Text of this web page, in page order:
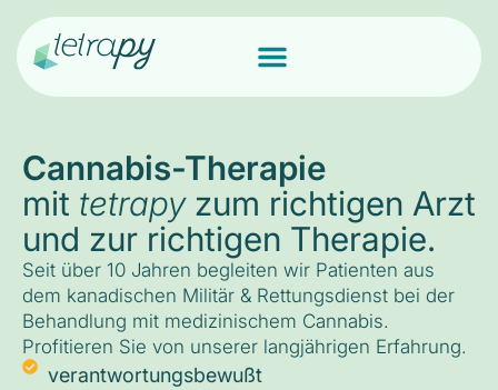
Cannabis-Therapie
mit tetrapyzum richtigen Arzt
und zur richtigen Therapie.
Seit über 10 Jahren begleiten wir Patienten aus
dem kanadischen Militär & Rettungsdienst bei der
Behandlung mit medizinischem Cannabis.
Profitieren Sie von unserer langjährigen Erfahrung.
verantwortungsbewußt